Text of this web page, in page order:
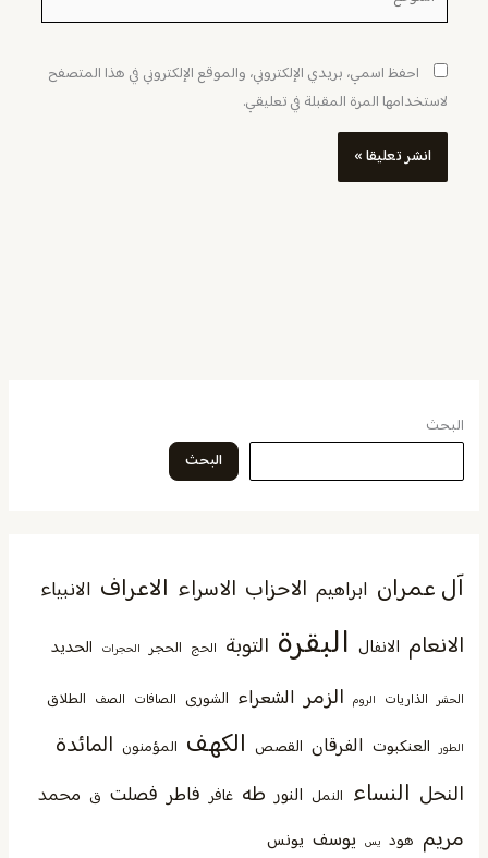
احفظ اسمي، بريدي الإلكتروني، والموقع الإلكتروني في هذا المتصفح
لاستخدامها المرة المقبلة في تعليقي.
البحث
البحث
آل عمران ابراهيم الاحزاب الاسراء الاعراف الانبياء
الانعام الانفال البقرة التوبة الحج الحجر الحجرات الحديد
الحشر الذاريات الروم الزمر الشعراء الشورى الصافات الصف الطلاق
الطور العنكبوت الفرقان القصص الكهف المؤمنون المائدة
النحل النساء النمل النور طه غافر فاطر فصلت ق محمد
مريم هود يس يوسف يونس